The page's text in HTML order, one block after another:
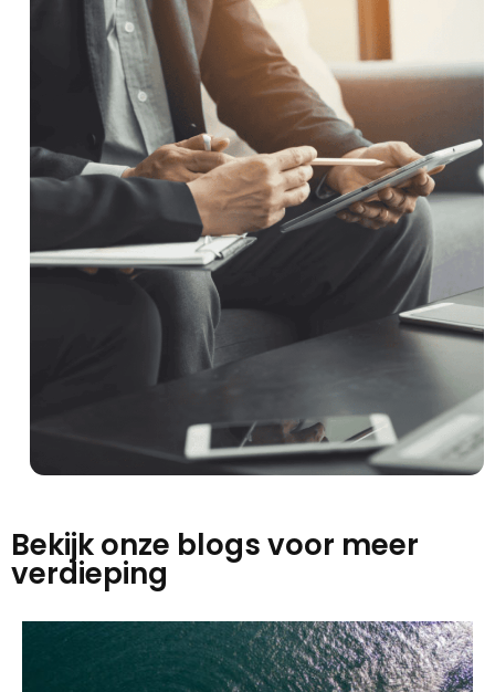
Bekijk onze blogs voor meer
verdieping